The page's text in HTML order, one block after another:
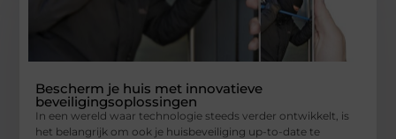
Bescherm je huis met innovatieve
beveiligingsoplossingen
In een wereld waar technologie steeds verder ontwikkelt, is
het belangrijk om ook je huisbeveiliging up-to-date te